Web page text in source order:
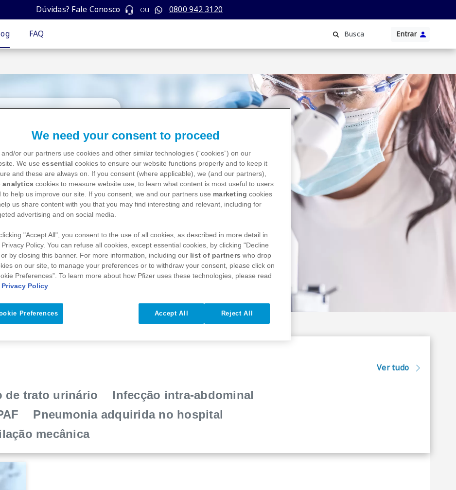
Dúvidas? Fale Conosco ou 0800 942 3120
FAQ Busca Entrar
Ver tudo
de trato urinário
Infecção intra-abdominal
Pneumonia adquirida no hospital
mecânica
We need your consent to proceed
and/or our partners use cookies and other similar technologies (“cookies”) on our
We use essential cookies to ensure our website functions properly and to keep it
and these are always on. If you consent (where applicable), we (and our partners),
analytics cookies to measure website use, to learn what content is most useful to users
to help us improve our site. If you consent, we and our partners use marketing cookies
us share content with you that you may find interesting and relevant, including for
advertising and on social media.
"Accept All", you consent to the use of all cookies, as described in more detail in
Policy. You can refuse all cookies, except essential cookies, by clicking "Decline
or by closing this banner. For more information, including our list of partners who drop
on our site, to manage your preferences or to withdraw your consent, please click on
Preferences”. To learn more about how Pfizer uses these technologies, please read
Privacy Policy
Preferences Reject All
Accept All